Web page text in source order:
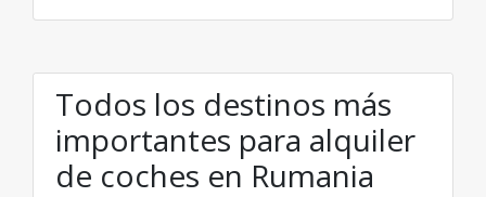
Todos los destinos más
importantes para alquiler
de coches en Rumania